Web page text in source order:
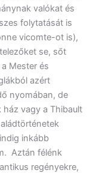
valókat és
folytatását is
vicomte-ot is),
se, sőt
Mester és
azért
nyomában, de
ház vagy a Thibault
inkább
Aztán félénk
regényekre,